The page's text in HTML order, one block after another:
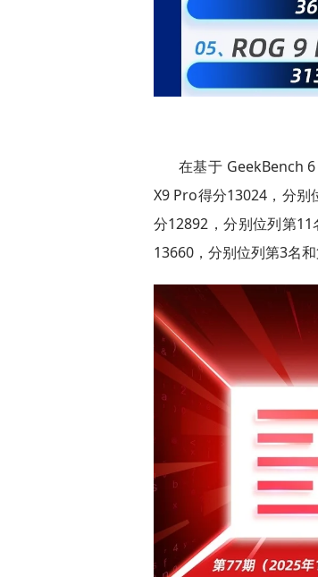
在基于 GeekBench
X9 Pro得分13024，分
分12892，分别位列第
13660，分别位列第3名和